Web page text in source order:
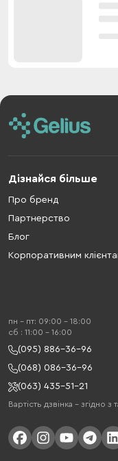
Дізнайся більше
Про бренд
Партнерство
Блог
Корпоративним
пн - пт: 09:00 - 18:00
cб : 11:00 - 16:00
(095) 886-36-96
(068) 086-36-96
(063) 435-51-21
Вартість дзвінка – згідно